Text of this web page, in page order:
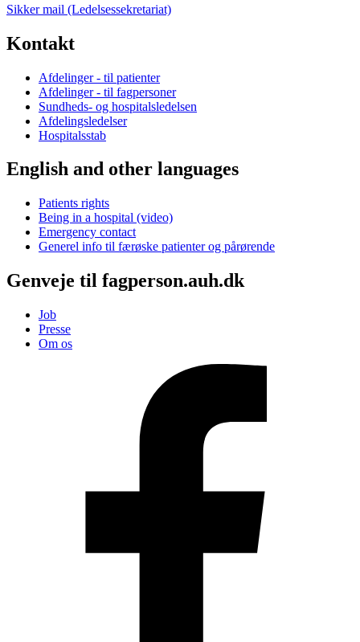
Sikker mail (Ledelsessekretariat)
Kontakt
Afdelinger - til patienter
Afdelinger - til fagpersoner
Sundheds- og hospitalsledelsen
Afdelingsledelser
Hospitalsstab
English and other languages
Patients rights
Being in a hospital (video)
Emergency contact
Generel info til færøske patienter og pårørende
Genveje til fagperson.auh.dk
Job
Presse
Om os